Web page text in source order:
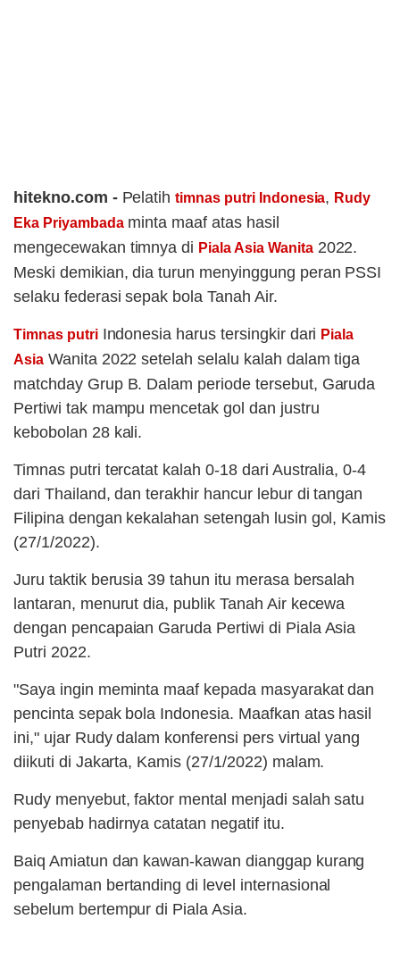
hitekno.com - Pelatihtimnas putri Indonesia, Rudy
Eka Priyambadaminta maaf atas hasil
mengecewakan timnya di Piala Asia Wanita2022.
Meski demikian, dia turun menyinggung peran PSSI
selaku federasi sepak bola Tanah Air.
Timnas putriIndonesia harus tersingkir dari Piala
AsiaWanita 2022 setelah selalu kalah dalam tiga
matchday Grup B. Dalam periode tersebut, Garuda
Pertiwi tak mampu mencetak gol dan justru
kebobolan 28 kali.
Timnas putri tercatat kalah 0-18 dari Australia, 0-4
dari Thailand, dan terakhir hancur lebur di tangan
Filipina dengan kekalahan setengah lusin gol, Kamis
(27/1/2022).
Juru taktik berusia 39 tahun itu merasa bersalah
lantaran, menurut dia, publik Tanah Air kecewa
dengan pencapaian Garuda Pertiwi di Piala Asia
Putri 2022.
"Saya ingin meminta maaf kepada masyarakat dan
pencinta sepak bola Indonesia. Maafkan atas hasil
ini," ujar Rudy dalam konferensi pers virtual yang
diikuti di Jakarta, Kamis (27/1/2022) malam.
Rudy menyebut, faktor mental menjadi salah satu
penyebab hadirnya catatan negatif itu.
Baiq Amiatun dan kawan-kawan dianggap kurang
pengalaman bertanding di level internasional
sebelum bertempur di Piala Asia.